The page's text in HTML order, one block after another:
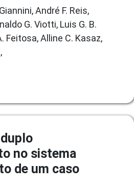
André F. Reis,
G. Viotti, Luis G. B.
Feitosa, Alline C. Kasaz,
no sistema
de um caso